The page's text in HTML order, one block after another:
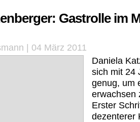
Gastrolle im
| 04 März 2011
Daniela
sich mit 24
genug, um
erwachsen
Erster
dezenterer